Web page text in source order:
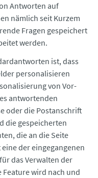
Antworten auf
nämlich seit Kurzem
Fragen gespeichert
werden.
ist, dass
personalisieren
von Vor-
antwortenden
oder die Postanschrift
die gespeicherten
die an die Seite
der eingegangenen
das Verwalten der
Feature wird nach und